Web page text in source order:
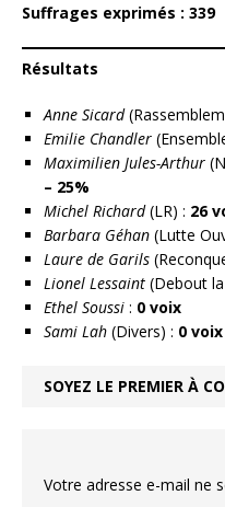
Suffrages exprimés : 339
Résultats
Anne Sicard
Emilie Chandler
Maximilien Jules-Arthur
– 25%
Michel Richard(LR) : 26
Barbara Géhan (Lutte
Laure de Garils
Lionel Lessaint (Debout
Ethel Soussi : 0 voix
Sami Lah (Divers) : 0 voix
SOYEZ LE PREMIER À
Votre adresse e-mail ne